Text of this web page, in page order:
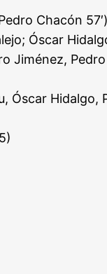
Chacón
Óscar
Jiménez,
Óscar